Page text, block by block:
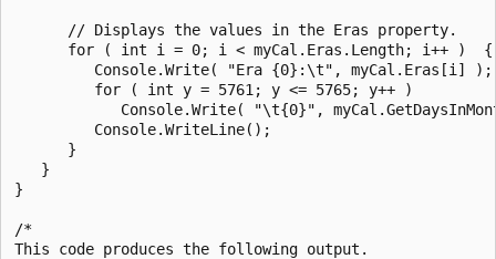
      // Displays the values in the Eras property.
      for ( int i = 0; i < myCal.Eras.Length; i++ )  {
         Console.Write( "Era {0}:\t", myCal.Eras[i] );
         for ( int y = 5761; y <= 5765; y++ )
Console.Write( "\t{0}",
         Console.WriteLine();
      }
   }
}
/*
This code produces the following output.